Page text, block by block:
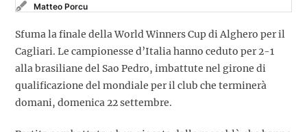
Matteo Porcu
Sfuma la finale della World Winners Cup di Alghero per il
Cagliari. Le campionesse d’Italia hanno ceduto per 2-1
alla brasiliane del Sao Pedro, imbattute nel girone di
qualificazione del mondiale per il club che terminerà
domani, domenica 22 settembre.